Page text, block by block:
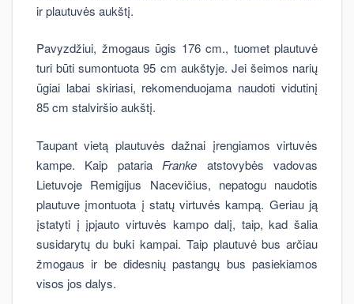
ir plautuvės aukštį.
Pavyzdžiui, žmogaus ūgis 176 cm., tuomet plautuvė
turi būti sumontuota 95 cm aukštyje. Jei šeimos narių
ūgiai labai skiriasi, rekomenduojama naudoti vidutinį
85 cm stalviršio aukštį.
Taupant vietą plautuvės dažnai įrengiamos virtuvės
kampe. Kaip pataria Franke atstovybės vadovas
Lietuvoje Remigijus Nacevičius, nepatogu naudotis
plautuve įmontuota į statų virtuvės kampą. Geriau ją
įstatyti į įpjauto virtuvės kampo dalį, taip, kad šalia
susidarytų du buki kampai. Taip plautuvė bus arčiau
žmogaus ir be didesnių pastangų bus pasiekiamos
visos jos dalys.